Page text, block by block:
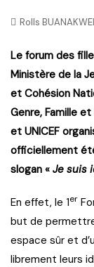
Rolls
Le forum des
Ministère de la
et Cohésion
Genre, Famille
et UNICEF
officiellement
slogan « Je suis
En effet, le 1er
but de
espace sûr et
librement leurs